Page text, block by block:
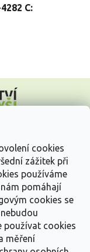
cookies
zážitek při
používáme
pomáhají
cookies se
používat cookies
měření
C: